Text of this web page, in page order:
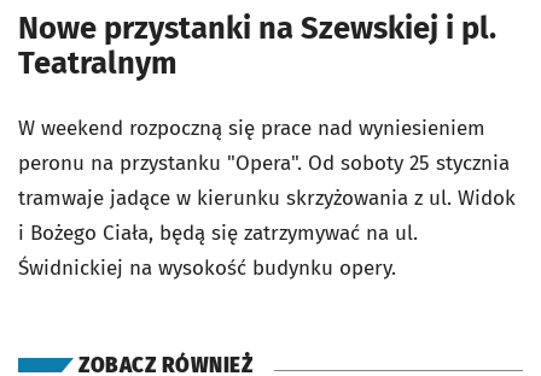
Nowe przystanki na Szewskiej i pl.
Teatralnym
W weekend rozpoczną się prace nad wyniesieniem
peronu na przystanku "Opera". Od soboty 25 stycznia
tramwaje jadące w kierunku skrzyżowania z ul. Widok
i Bożego Ciała, będą się zatrzymywać na ul.
Świdnickiej na wysokość budynku opery.
ZOBACZ RÓWNIEŻ